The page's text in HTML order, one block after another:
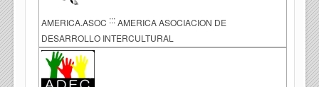
AMERICA.ASOC ::: AMERICA ASOCIACION DE
DESARROLLO INTERCULTURAL